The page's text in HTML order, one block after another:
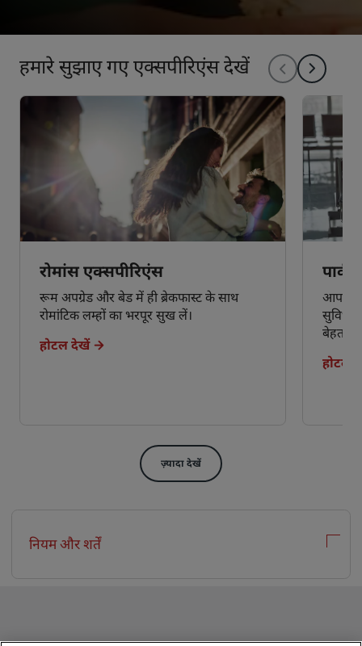
हमारे सुझाए गए एक्सपीरिएंस देखें
रोमांस एक्सपीरिएंस
रूम अपग्रेड और बेड में ही ब्रेकफास्ट के साथ
रोमांटिक लम्हों का भरपूर सुख लें।
होटल देखें
आपकी
बेहतर
होटल
ज़्यादा देखें
नियम और शर्तें